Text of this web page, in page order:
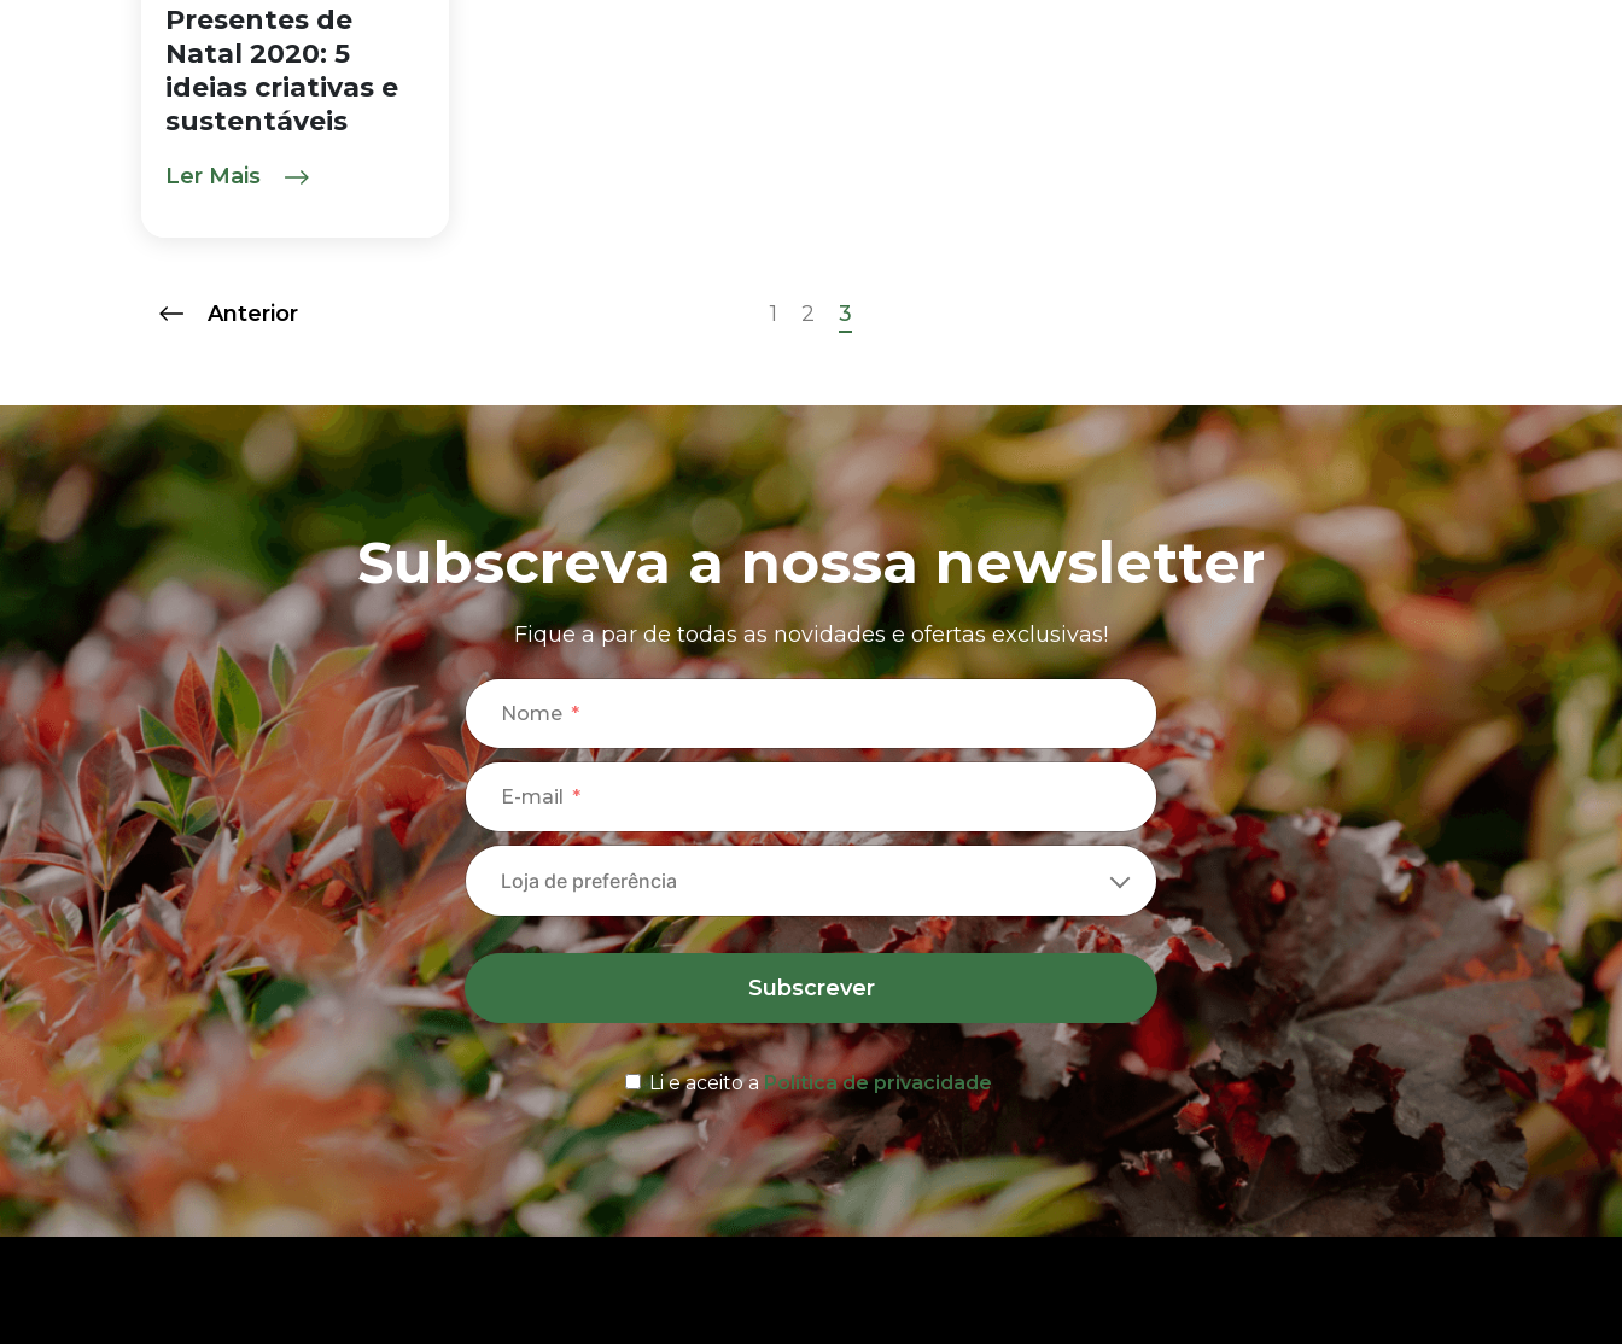
Presentes de
Natal 2020: 5
ideias criativas e
sustentáveis
Ler Mais
Anterior 1 2 3
Subscreva a nossa newsletter
Fique a par de todas as novidades e ofertas exclusivas!
Nome
E-mail
Subscrever
Li e aceito a Política de privacidade